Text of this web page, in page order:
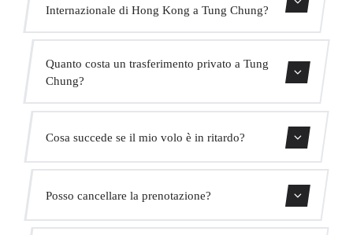
Internazionale di Hong Kong a Tung Chung?
Quanto costa un trasferimento privato a Tung
Chung?
prezzo fisso immediato. Senza costi nascosti.
Cosa succede se il mio volo è in ritardo?
adatterà automaticamente l'orario di ritiro senza costi
aggiuntivi.
Posso cancellare la prenotazione?